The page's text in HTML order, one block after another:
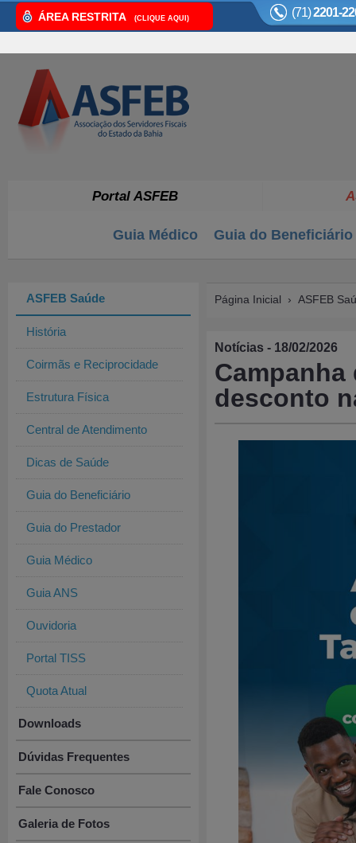
ÁREA RESTRITA (CLIQUE AQUI) (71)2201-
Portal ASFEB
Guia Médico Guia do Beneficiário
ASFEB Saúde
História
Coirmãs e Reciprocidade
Estrutura Física
Central de Atendimento
Dicas de Saúde
Guia do Beneficiário
Guia do Prestador
Guia Médico
Guia ANS
Ouvidoria
Portal TISS
Quota Atual
Downloads
Dúvidas Frequentes
Fale Conosco
Galeria de Fotos
Página Inicial › ASFEB
Notícias - 18/02/2026
Campanha
desconto